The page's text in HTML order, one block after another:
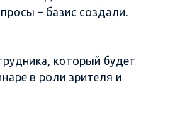
– базис создали.
который будет
в роли зрителя и